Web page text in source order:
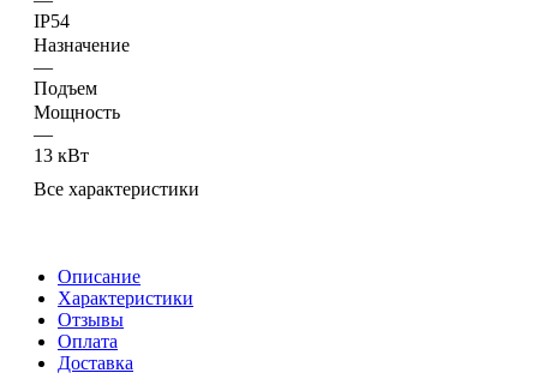
IP54
Назначение
—
Подъем
Мощность
—
13 кВт
Все характеристики
Описание
Характеристики
Отзывы
Оплата
Доставка